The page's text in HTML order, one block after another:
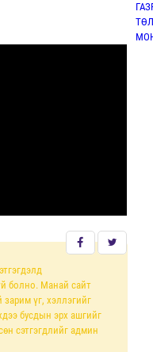
болно. Манай сайт
үг, хэллэгийг
бусдын эрх ашгийг
сэтгэгдлийг админ